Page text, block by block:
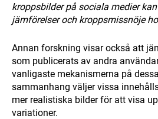
kroppsbilder på sociala medier
jämförelser och kroppsmissnöje
Annan forskning visar också att
som publicerats av andra
vanligaste mekanismerna på
sammanhang väljer vissa
mer realistiska bilder för att visa
variationer.